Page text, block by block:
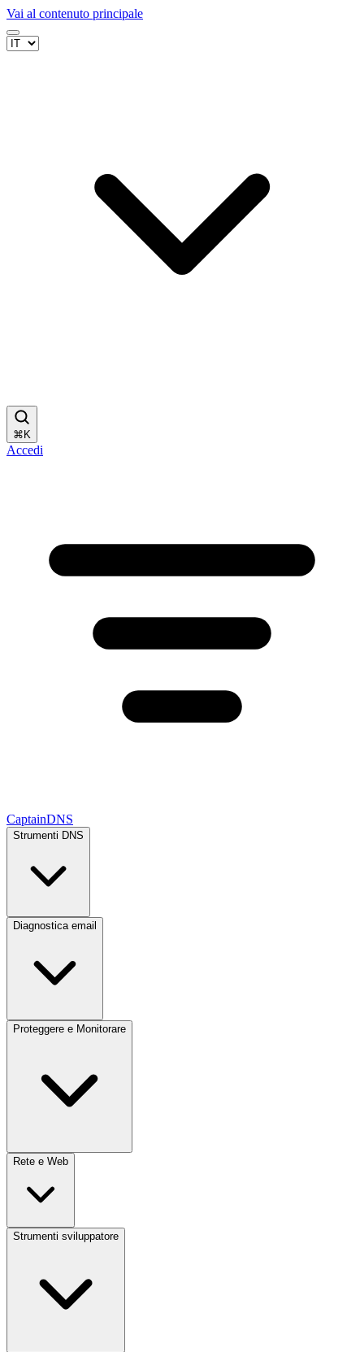
Vai al contenuto principale
⌘ K
Accedi
CaptainDNS
Strumenti DNS
Diagnostica email
Proteggere e Monitorare
Rete e Web
Strumenti sviluppatore